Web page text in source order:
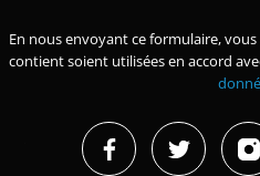
En nous envoyant ce formulaire,
contient soient utilisées en accord